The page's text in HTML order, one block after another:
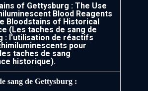
of Gettysburg : The Use
Blood Reagents
Bloodstains of Historical
(Les taches de sang de
: l'utilisation de réactifs
pour
taches de sang
historique).
sang de Gettysburg :